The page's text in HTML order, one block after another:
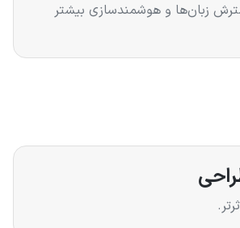
زبان‌ها و هوشمندسازی بیشتر